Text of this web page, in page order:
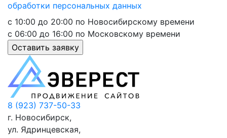
обработки персональных данных
с 10:00 до 20:00 по Новосибирскому времени
с 06:00 до 16:00 по Московскому времени
8 (923) 737-50-33
г. Новосибирск,
ул. Ядринцевская,